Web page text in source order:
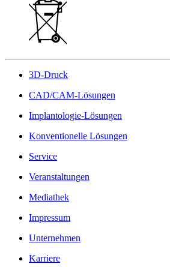
3D-Druck
CAD/CAM-Lösungen
Implantologie-Lösungen
Konventionelle Lösungen
Service
Veranstaltungen
Mediathek
Impressum
Unternehmen
Karriere